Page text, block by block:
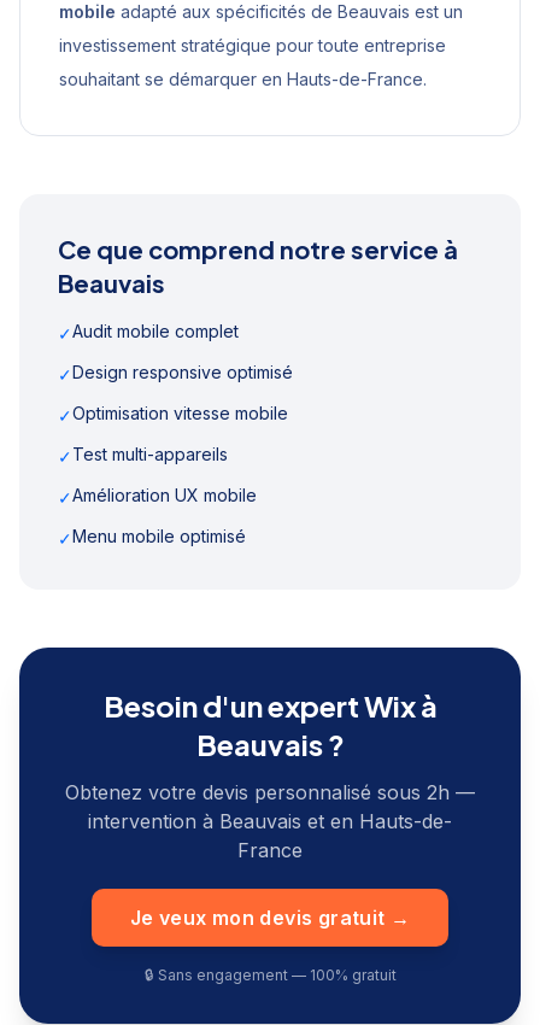
mobile adapté aux spécificités de Beauvais est un
investissement stratégique pour toute entreprise
souhaitant se démarquer en Hauts-de-France.
Ce que comprend notre service à
Beauvais
✓Audit mobile complet
✓Design responsive optimisé
✓Optimisation vitesse mobile
✓Test multi-appareils
✓Amélioration UX mobile
✓Menu mobile optimisé
Besoin d'un expert Wix à
Beauvais?
Obtenez votre devis personnalisé sous 2h —
intervention à Beauvais et en Hauts-de-
France
Je veux mon devis gratuit →
🔒 Sans engagement — 100% gratuit